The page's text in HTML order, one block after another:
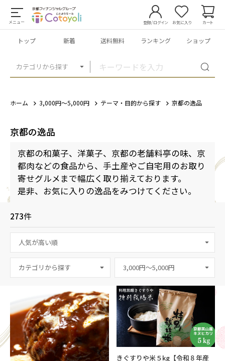
メニュー
カテゴリから探す
登録/ログイン お気に入り カート
トップ 新着 送料無料 ランキング ショップ
ホーム 3,000円～5,000円 テーマ・目的から探す 京都の逸品
京都の逸品
京都の和菓子、洋菓子、京都の老舗料亭の味、京
都肉などの食品から、手土産やご自宅用のお取り
寄せグルメまで幅広く取り揃えております。
是非、お気に入りの逸品をみつけてください。
273件
カテゴリから探す
きぐすりや米５kg【令和８年産